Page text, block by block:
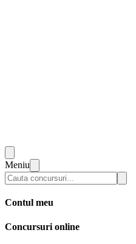
Meniu
Contul meu
Concursuri online